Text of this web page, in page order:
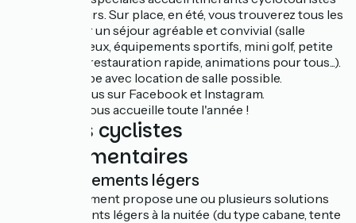
et randonneurs. Sur place, en été, vous trouverez tous les
services pour un séjour agréable et convivial (salle
d'animation, jeux, équipements sportifs, mini golf, petite
épicerie, bar, restauration rapide, animations pour tous...).
Accueil groupe avec location de salle possible.
Retrouvez nous sur Facebook et Instagram.
Le camping vous accueille toute l'année !
Services cyclistes
complémentaires
Hébergements légers
Cet établissement propose une ou plusieurs solutions
d'hébergements légers à la nuitée (du type cabane, tente